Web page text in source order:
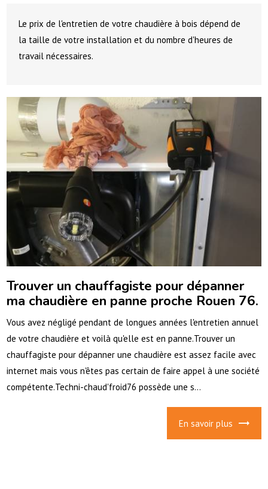
Le prix de l'entretien de votre chaudière à bois dépend de
la taille de votre installation et du nombre d'heures de
travail nécessaires.
Trouver un chauffagiste pour dépanner
ma chaudière en panne proche Rouen 76.
Vous avez négligé pendant de longues années l'entretien annuel
de votre chaudière et voilà qu'elle est en panne.Trouver un
chauffagiste pour dépanner une chaudière est assez facile avec
internet mais vous n'êtes pas certain de faire appel à une société
compétente.Techni-chaud'froid76 possède une s...
En savoir plus